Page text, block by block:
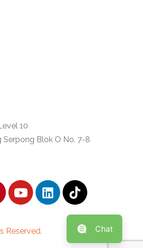
10
Serpong Blok O No. 7-8
Reserved. Chat